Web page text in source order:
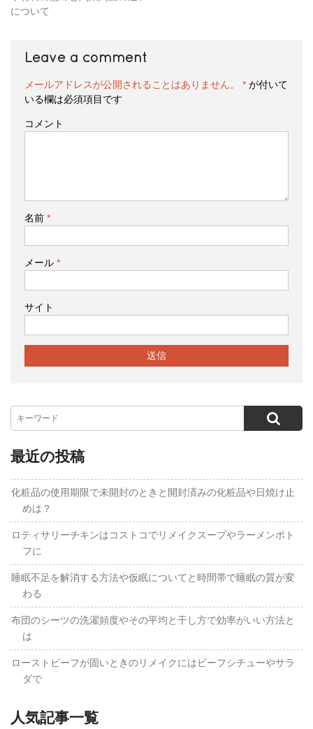
について
Leave a comment
メールアドレスが公開されることはありません。 * が付いて
いる欄は必須項目です
コメント
名前 *
メール *
サイト
最近の投稿
化粧品の使用期限で未開封のときと開封済みの化粧品や日焼け止
めは？
ロティサリーチキンはコストコでリメイクスープやラーメンポト
フに
睡眠不足を解消する方法や仮眠についてと時間帯で睡眠の質が変
わる
布団のシーツの洗濯頻度やその平均と干し方で効率がいい方法と
は
ローストビーフが固いときのリメイクにはビーフシチューやサラ
ダで
人気記事一覧